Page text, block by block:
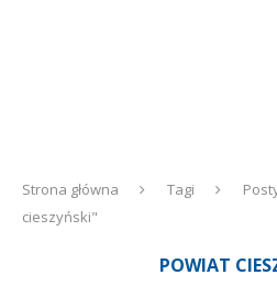
Strona główna Tagi
cieszyński"
POWIAT